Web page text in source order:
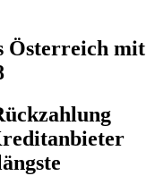
Österreich mit